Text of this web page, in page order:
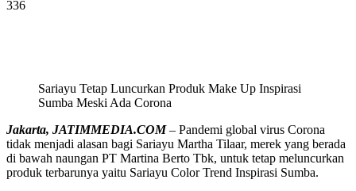
336
Sariayu Tetap Luncurkan Produk Make Up Inspirasi
Sumba Meski Ada Corona
Jakarta, JATIMMEDIA.COM– Pandemi global virus Corona
tidak menjadi alasan bagi Sariayu Martha Tilaar, merek yang berada
di bawah naungan PT Martina Berto Tbk, untuk tetap meluncurkan
produk terbarunya yaitu Sariayu Color Trend Inspirasi Sumba.